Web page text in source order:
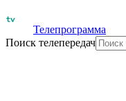
Телепрограмма
Поиск телепередач